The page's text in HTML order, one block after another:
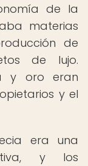
de la
materias
de
de lujo.
y oro eran
y el
era una
y los